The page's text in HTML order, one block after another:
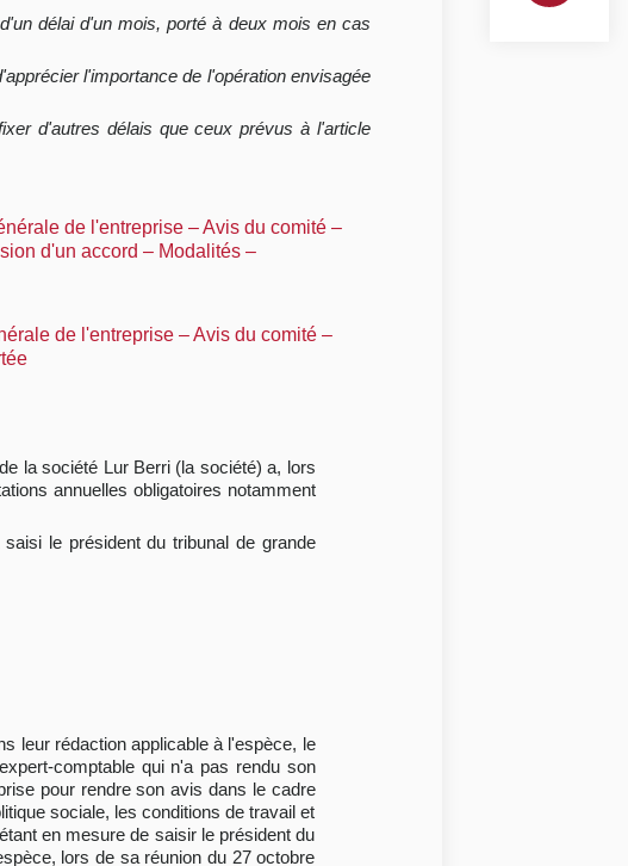
délai d'un mois, porté à deux mois en cas
l'importance de l'opération envisagée
d'autres délais que ceux prévus à l'article
de l'entreprise – Avis du comité –
d'un accord – Modalités –
de l'entreprise – Avis du comité –
la société Lur Berri (la société) a, lors
annuelles obligatoires notamment
le président du tribunal de grande
leur rédaction applicable à l'espèce, le
comptable qui n'a pas rendu son
pour rendre son avis dans le cadre
sociale, les conditions de travail et
en mesure de saisir le président du
lors de sa réunion du 27 octobre